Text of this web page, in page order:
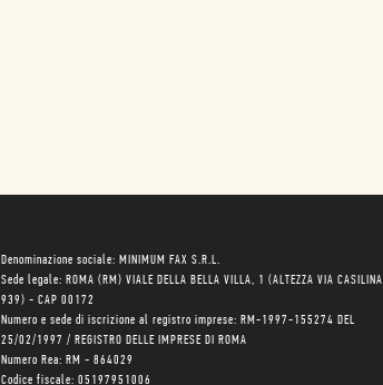
Denominazione sociale: MINIMUM FAX S.R.L.
Sede legale: ROMA (RM) VIALE DELLA BELLA VILLA, 1 (ALTEZZA VIA CASILINA
939) - CAP 00172
Numero e sede di iscrizione al registro imprese: RM-1997-155274 DEL
25/02/1997 / REGISTRO DELLE IMPRESE DI ROMA
Numero Rea: RM - 864029
Codice fiscale: 05197951006